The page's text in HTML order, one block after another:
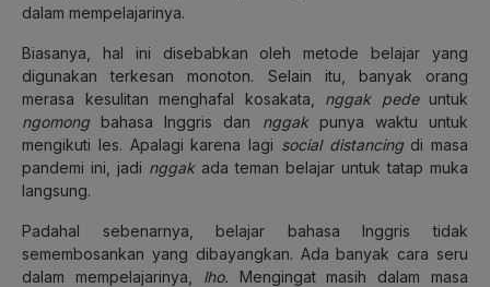
dalam mempelajarinya.
Biasanya, hal ini disebabkan oleh metode belajar yang
digunakan terkesan monoton. Selain itu, banyak orang
merasa kesulitan menghafal kosakata, nggak pede untuk
ngomong bahasa Inggris dan nggak punya waktu untuk
mengikuti les. Apalagi karena lagi social distancingdi masa
pandemi ini, jadi nggak ada teman belajar untuk tatap muka
langsung.
Padahal sebenarnya, belajar bahasa Inggris tidak
semembosankan yang dibayangkan. Ada banyak cara seru
dalam mempelajarinya, lho. Mengingat masih dalam masa